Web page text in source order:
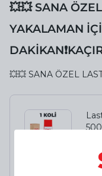
💥💥 SANA
YAKALAMAN
💥💥 SANA ÖZEL
₺